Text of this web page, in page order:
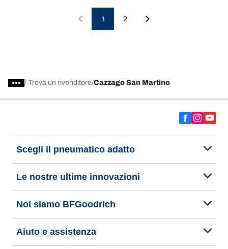
1 2
/ Trova un rivenditore Cazzago San Martino
Scegli il pneumatico adatto
Le nostre ultime innovazioni
Noi siamo BFGoodrich
Aiuto e assistenza